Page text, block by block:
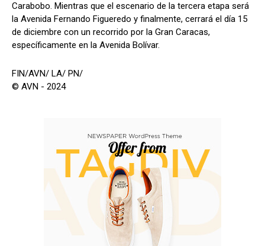
Carabobo. Mientras que el escenario de la tercera etapa será
la Avenida Fernando Figueredo y finalmente, cerrará el día 15
de diciembre con un recorrido por la Gran Caracas,
específicamente en la Avenida Bolívar.
FIN/AVN/ LA/ PN/
© AVN - 2024